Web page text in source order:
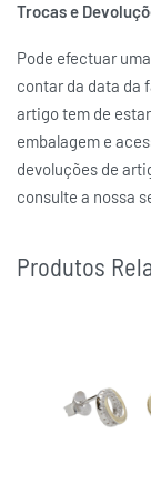
Trocas e
Pode efectuar
contar da data da
artigo tem de
embalagem e
devoluções de
consulte a nossa
Produtos